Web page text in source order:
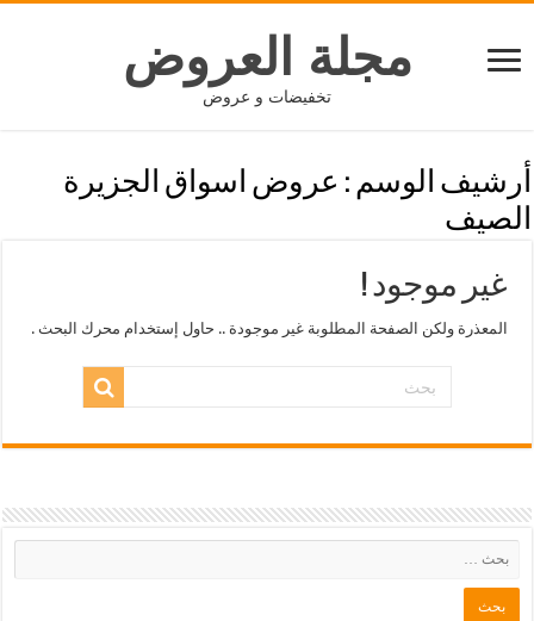
مجلة العروض
تخفيضات و عروض
أرشيف الوسم : عروض اسواق الجزيرة
الصيف
غير موجود !
المعذرة ولكن الصفحة المطلوبة غير موجودة .. حاول إستخدام محرك البحث .